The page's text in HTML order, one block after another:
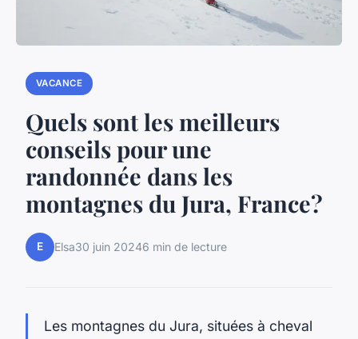
VACANCE
Quels sont les meilleurs
conseils pour une
randonnée dans les
montagnes du Jura, France?
E Elsa30 juin 20246 min de lecture
Les montagnes du Jura, situées à cheval